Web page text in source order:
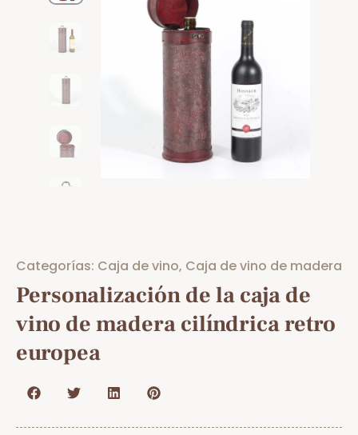
Categorías: Caja de vino, Caja de vino de madera
Personalización de la caja de
vino de madera cilíndrica retro
europea